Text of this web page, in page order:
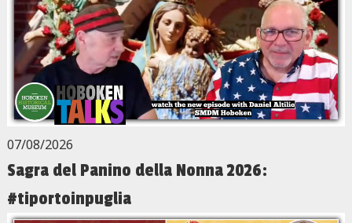
07/08/2026
Sagra del Panino della Nonna 2026:
#tiportoinpuglia